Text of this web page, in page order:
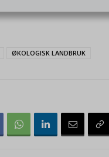
ØKOLOGISK LANDBRUK